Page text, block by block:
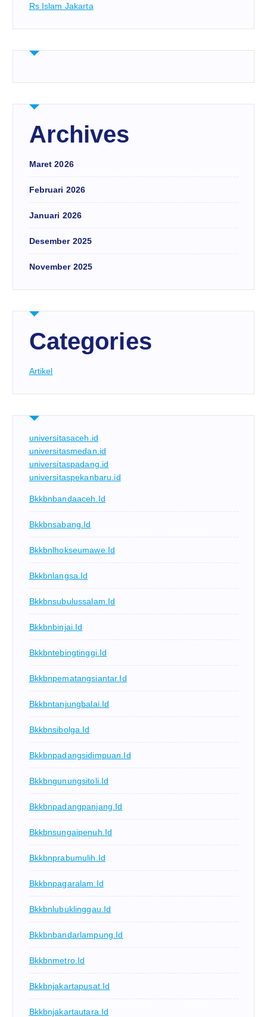
Rs Islam Jakarta
Archives
Maret 2026
Februari 2026
Januari 2026
Desember 2025
November 2025
Categories
Artikel
universitasaceh.id
universitasmedan.id
universitaspadang.id
universitaspekanbaru.id
Bkkbnbandaaceh.id
Bkkbnsabang.id
Bkkbnlhokseumawe.id
Bkkbnlangsa.id
Bkkbnsubulussalam.id
Bkkbnbinjai.id
Bkkbntebingtinggi.id
Bkkbnpematangsiantar.id
Bkkbntanjungbalai.id
Bkkbnsibolga.id
Bkkbnpadangsidimpuan.id
Bkkbngunungsitoli.id
Bkkbnpadangpanjang.id
Bkkbnsungaipenuh.id
Bkkbnprabumulih.id
Bkkbnpagaralam.id
Bkkbnlubuklinggau.id
Bkkbnbandarlampung.id
Bkkbnmetro.id
Bkkbnjakartapusat.id
Bkkbnjakartautara.id